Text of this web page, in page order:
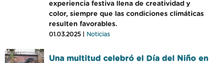
experiencia festiva llena de creatividad y
color, siempre que las condiciones climáticas
resulten favorables.
01.03.2025 | Noticias
Una multitud celebró el Día del Niño en